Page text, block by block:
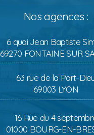
Nos agences :
6 quai Jean Baptiste
69270 FONTAINE SUR
63 rue de la Part-
69003 LYON
16 Rue du 4
01000 BOURG-EN-